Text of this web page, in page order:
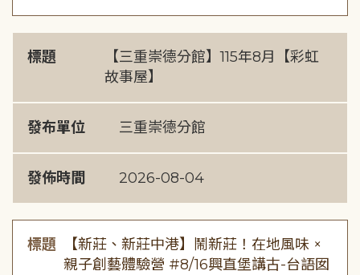
標題
【三重崇德分館】115年8月【彩虹
故事屋】
發布單位 三重崇德分館
發佈時間 2026-08-04
標題
【新莊、新莊中港】鬧新莊！在地風味 ×
親子創藝體驗營 #8/16興直堡講古-台語囡